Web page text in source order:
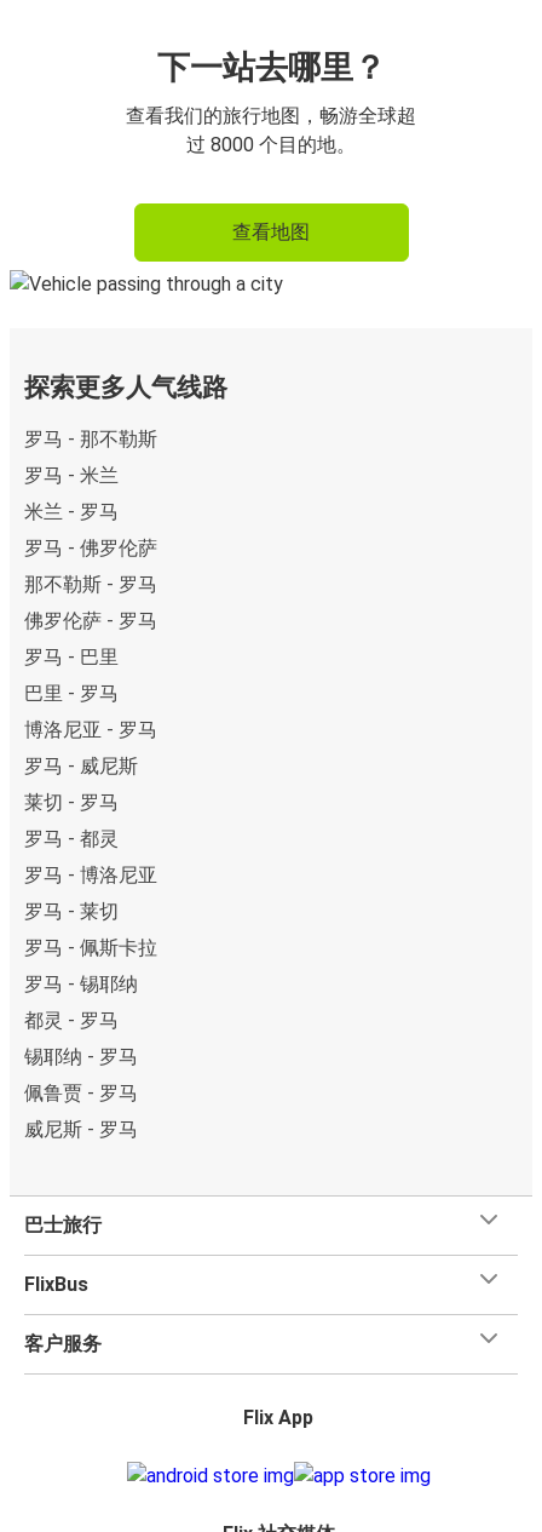
下一站去哪里？
查看我们的旅行地图，畅游全球超
过 8000 个目的地。
查看地图
探索更多人气线路
罗马 - 那不勒斯
罗马 - 米兰
米兰 - 罗马
罗马 - 佛罗伦萨
那不勒斯 - 罗马
佛罗伦萨 - 罗马
罗马 - 巴里
巴里 - 罗马
博洛尼亚 - 罗马
罗马 - 威尼斯
莱切 - 罗马
罗马 - 都灵
罗马 - 博洛尼亚
罗马 - 莱切
罗马 - 佩斯卡拉
罗马 - 锡耶纳
都灵 - 罗马
锡耶纳 - 罗马
佩鲁贾 - 罗马
威尼斯 - 罗马
巴士旅行
FlixBus
客户服务
Flix App